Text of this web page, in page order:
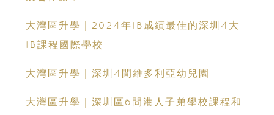
大灣區升學｜2024年IB成績最佳的深圳4大
IB課程國際學校
大灣區升學｜深圳4間維多利亞幼兒園
大灣區升學｜深圳區6間港人子弟學校課程和